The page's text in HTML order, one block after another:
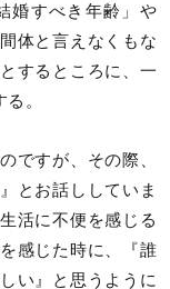
婚すべき年齢」や
体と言えなくもな
するところに、一
。
ですが、その際、
とお話ししていま
活に不便を感じる
感じた時に、『誰
い』と思うように